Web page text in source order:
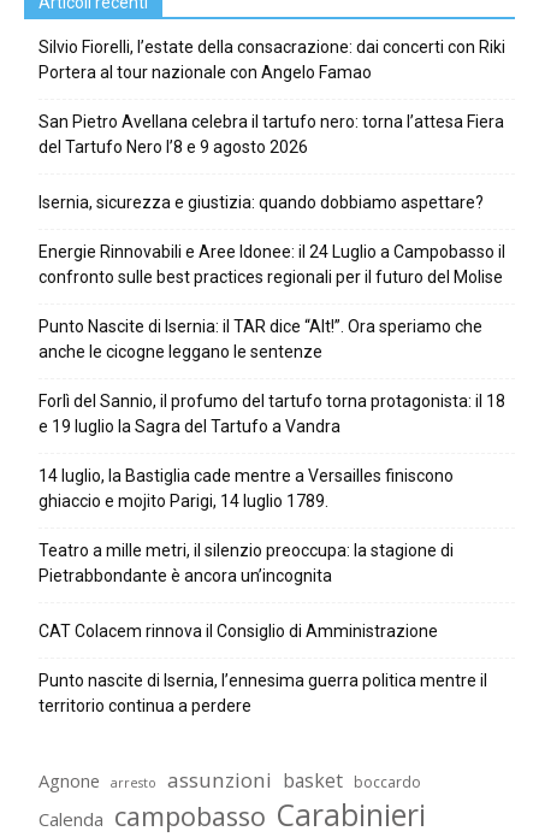
Silvio Fiorelli, l’estate della consacrazione: dai concerti con Riki
Portera al tour nazionale con Angelo Famao
San Pietro Avellana celebra il tartufo nero: torna l’attesa Fiera
del Tartufo Nero l’8 e 9 agosto 2026
Isernia, sicurezza e giustizia: quando dobbiamo aspettare?
Energie Rinnovabili e Aree Idonee: il 24 Luglio a Campobasso il
confronto sulle best practices regionali per il futuro del Molise
Punto Nascite di Isernia: il TAR dice “Alt!”. Ora speriamo che
anche le cicogne leggano le sentenze
Forlì del Sannio, il profumo del tartufo torna protagonista: il 18
e 19 luglio la Sagra del Tartufo a Vandra
14 luglio, la Bastiglia cade mentre a Versailles finiscono
ghiaccio e mojito Parigi, 14 luglio 1789.
Teatro a mille metri, il silenzio preoccupa: la stagione di
Pietrabbondante è ancora un’incognita
CAT Colacem rinnova il Consiglio di Amministrazione
Punto nascite di Isernia, l’ennesima guerra politica mentre il
territorio continua a perdere
Agnone arresto assunzioni basket boccardo
Calenda campobasso Carabinieri